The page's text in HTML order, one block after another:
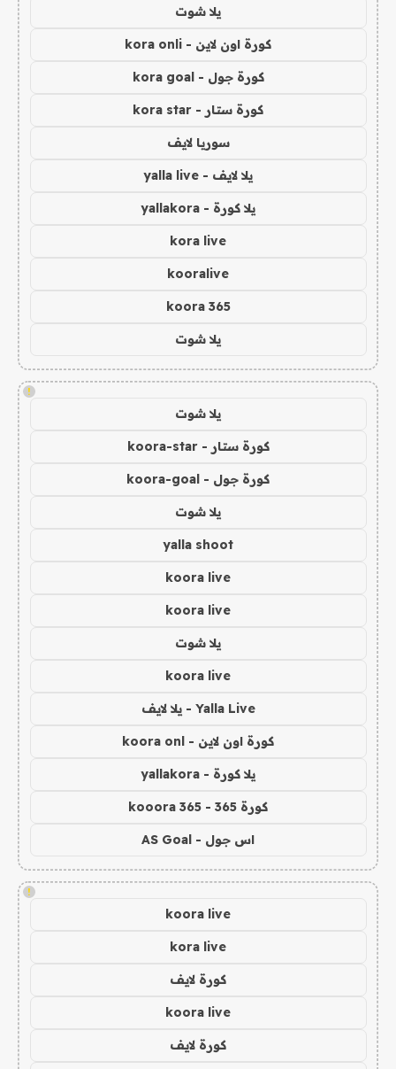
يلا شوت
كورة اون لاين - kora onli
كورة جول - kora goal
كورة ستار - kora star
سوريا لايف
يلا لايف - yalla live
يلا كورة - yallakora
kora live
kooralive
koora 365
يلا شوت
!
يلا شوت
كورة ستار - koora-star
كورة جول - koora-goal
يلا شوت
yalla shoot
koora live
koora live
يلا شوت
koora live
Yalla Live - يلا لايف
كورة اون لاين - koora onl
يلا كورة - yallakora
كورة 365 - kooora 365
اس جول - AS Goal
!
koora live
kora live
كورة لايف
koora live
كورة لايف